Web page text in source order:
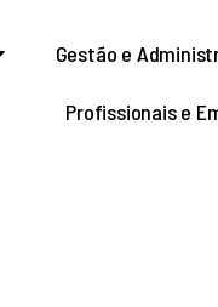
Gestão e
Profissionais e